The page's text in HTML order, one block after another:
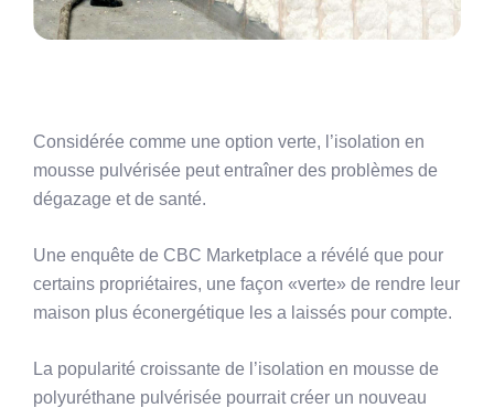
Considérée comme une option verte, l’isolation en
mousse pulvérisée peut entraîner des problèmes de
dégazage et de santé.
Une enquête de CBC Marketplace a révélé que pour
certains propriétaires, une façon «verte» de rendre leur
maison plus éconergétique les a laissés pour compte.
La popularité croissante de l’isolation en mousse de
polyuréthane pulvérisée pourrait créer un nouveau